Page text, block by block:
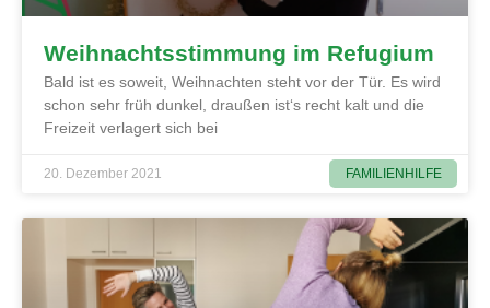
FAMILIENHILFE
Weihnachtsstimmung im Refugium
Bald ist es soweit, Weihnachten steht vor der Tür. Es wird
schon sehr früh dunkel, draußen ist‘s recht kalt und die
Freizeit verlagert sich bei
20. Dezember 2021